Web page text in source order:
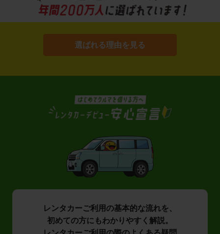
選ばれる理由を見る
レンタカーご利用の基本的な流れを、
初めての方にもわかりやすく解説。